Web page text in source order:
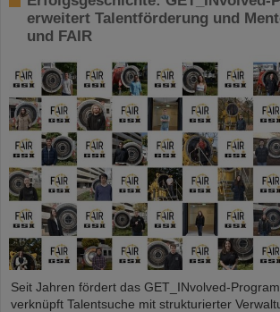
erweitert Talentförderung und
und FAIR
Seit Jahren fördert das GET_INvolved-
verknüpft Talentsuche mit strukturierter